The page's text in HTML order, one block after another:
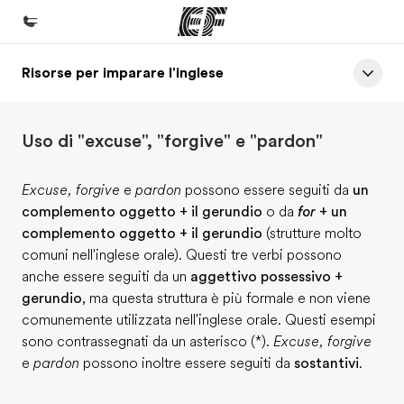
Homepage
Programmi
Uffici
Trova l'ufficio più vicino
Chi siamo
La nostra organizzazione
Carriera
Risorse per imparare l'inglese
Uso di "excuse", "forgive" e "pardon"
Excuse, forgive e pardon possono essere seguiti da un
complemento oggetto + il gerundio o da for + un
complemento oggetto + il gerundio (strutture molto
comuni nell'inglese orale). Questi tre verbi possono
anche essere seguiti da un aggettivo possessivo +
gerundio, ma questa struttura è più formale e non viene
comunemente utilizzata nell'inglese orale. Questi esempi
sono contrassegnati da un asterisco (*). Excuse, forgive
e pardon possono inoltre essere seguiti da sostantivi.